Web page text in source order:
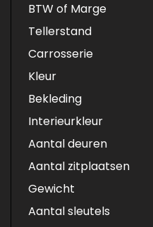
BTW of Marge
Tellerstand
Carrosserie
Kleur
Bekleding
Interieurkleur
Aantal deuren
Aantal zitplaatsen
Gewicht
Aantal sleutels